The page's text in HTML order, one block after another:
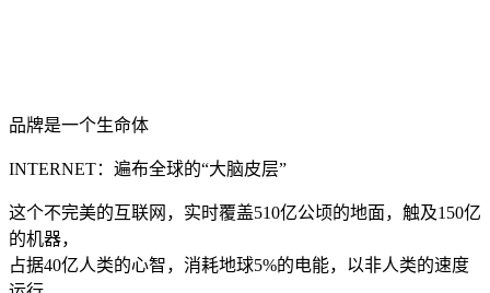
品牌是一个生命体
INTERNET：遍布全球的“大脑皮层”
这个不完美的互联网，实时覆盖510亿公顷的地面，触及150亿
的机器，
占据40亿人类的心智，消耗地球5%的电能，以非人类的速度